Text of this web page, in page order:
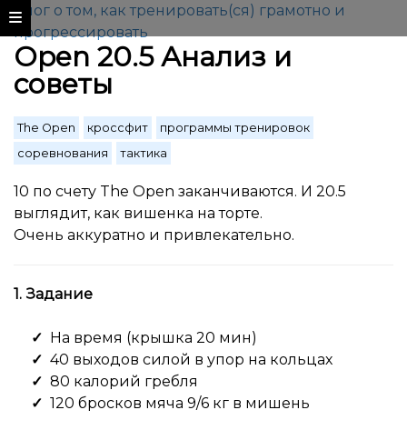
Блог о том, как тренировать(ся) грамотно и
прогрессировать
Open 20.5 Анализ и
советы
The Open кроссфит
программы тренировок
соревнования
тактика
10 по счету The Open заканчиваются. И 20.5
выглядит, как вишенка на торте.
Очень аккуратно и привлекательно.
1. Задание
На время (крышка 20 мин)
40 выходов силой в упор на кольцах
80 калорий гребля
120 бросков мяча 9/6 кг в мишень